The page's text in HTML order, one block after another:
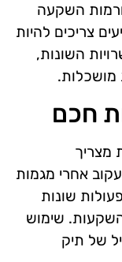
השקעה
צריכים להיות
השונות,
מושכלות.
חכם
מצריך
אחרי מגמות
שונות
שימוש
של תיק